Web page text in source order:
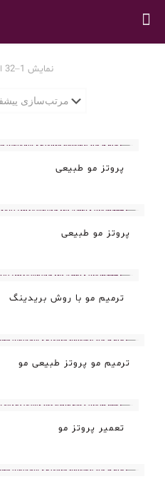
نمایش 1–32 از 49 نتیجه
پروتز مو طبیعی
پروتز مو طبیعی
ترمیم مو با روش بریدینگ
ترمیم مو پروتز طبیعی مو
تعمیر پروتز مو